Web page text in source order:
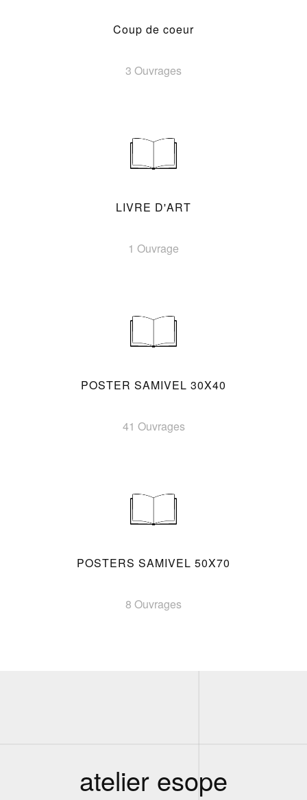
Coup de coeur
3 Ouvrages
LIVRE D'ART
1 Ouvrage
POSTER SAMIVEL 30X40
41 Ouvrages
POSTERS SAMIVEL 50X70
8 Ouvrages
atelier esope